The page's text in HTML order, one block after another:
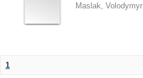
Maslak, Volodymyr
1